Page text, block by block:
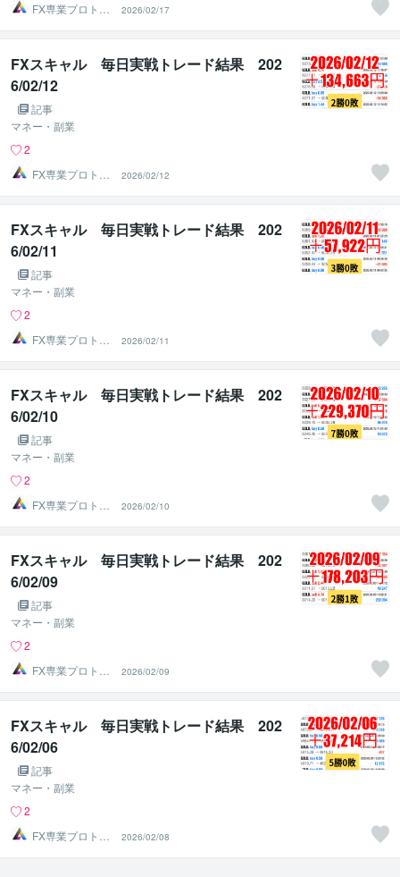
FX専業プロトレ
ーダーのAチーム
2026/02/17
FXスキャル 毎日実戦トレード結果 202
6/02/12
記事
マネー・副業
2
FX専業プロトレ
ーダーのAチーム
2026/02/12
FXスキャル 毎日実戦トレード結果 202
6/02/11
記事
マネー・副業
2
FX専業プロトレ
ーダーのAチーム
2026/02/11
FXスキャル 毎日実戦トレード結果 202
6/02/10
記事
マネー・副業
2
FX専業プロトレ
ーダーのAチーム
2026/02/10
FXスキャル 毎日実戦トレード結果 202
6/02/09
記事
マネー・副業
2
FX専業プロトレ
ーダーのAチーム
2026/02/09
FXスキャル 毎日実戦トレード結果 202
6/02/06
記事
マネー・副業
2
FX専業プロトレ
ーダーのAチーム
2026/02/08